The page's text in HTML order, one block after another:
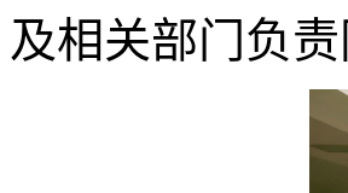
及相关部门负